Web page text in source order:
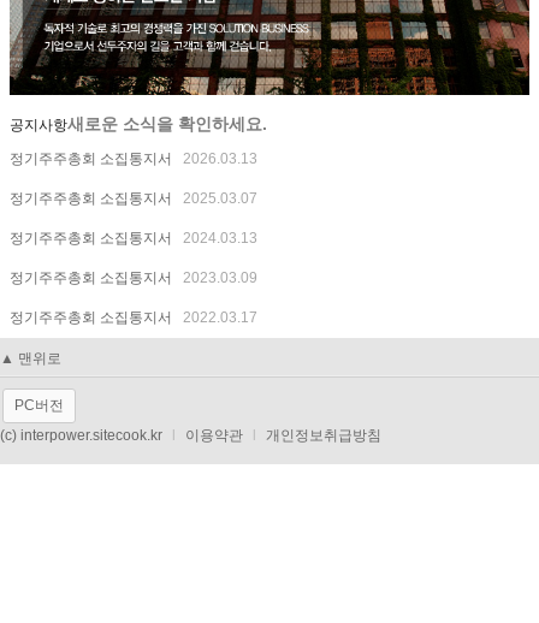
공지사항새로운 소식을 확인하세요.
정기주주총회 소집통지서 2026.03.13
정기주주총회 소집통지서 2025.03.07
정기주주총회 소집통지서 2024.03.13
정기주주총회 소집통지서 2023.03.09
정기주주총회 소집통지서 2022.03.17
▲ 맨위로
PC버전
(c) interpower.sitecook.kr
l 이용약관 l 개인정보취급방침